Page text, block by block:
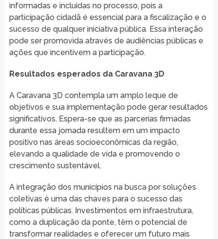
informadas e incluídas no processo, pois a
participação cidadã é essencial para a fiscalização e o
sucesso de qualquer iniciativa pública. Essa interação
pode ser promovida através de audiências públicas e
ações que incentivem a participação.
Resultados esperados da Caravana 3D
A Caravana 3D contempla um amplo leque de
objetivos e sua implementação pode gerar resultados
significativos. Espera-se que as parcerias firmadas
durante essa jornada resultem em um impacto
positivo nas áreas socioeconômicas da região,
elevando a qualidade de vida e promovendo o
crescimento sustentável.
A integração dos municípios na busca por soluções
coletivas é uma das chaves para o sucesso das
políticas públicas. Investimentos em infraestrutura,
como a duplicação da ponte, têm o potencial de
transformar realidades e oferecer um futuro mais